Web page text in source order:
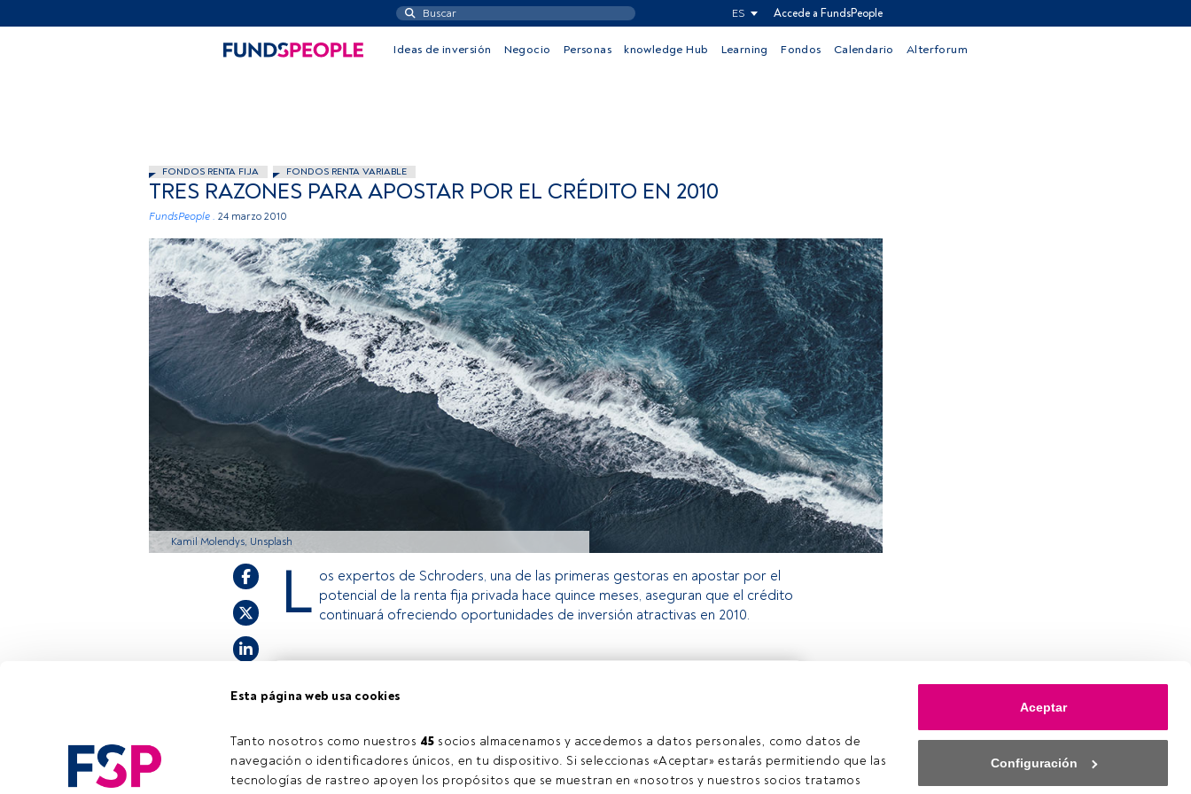
Esta página web usa cookies
Tanto nosotros como nuestros 45 socios almacenamos y accedemos a datos personales, como datos de
navegación o identificadores únicos, en tu dispositivo. Si seleccionas «Aceptar» estarás permitiendo que las
tecnologías de rastreo apoyen los propósitos que se muestran en «nosotros y nuestros socios tratamos
Aceptar
Configuración
ES Accede a FundsPeople
Ideas de inversión Negocio Personas knowledge Hub Learning Fondos Calendario Alterforum
FONDOS RENTA FIJA FONDOS RENTA VARIABLE
TRES RAZONES PARA APOSTAR POR EL CRÉDITO EN 2010
FundsPeople . 24 marzo 2010
Kamil Molendys, Unsplash
3 min.
L os expertos de Schroders, una de las primeras gestoras en apostar por el
potencial de la renta fija privada hace quince meses, aseguran que el crédito
continuará ofreciendo oportunidades de inversión atractivas en 2010.
estás registrado, accede desde el botón Login. Si aún no tienes cuenta, te
Accede a FundsPeople